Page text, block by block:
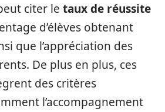
citer le taux de réussite
d’élèves obtenant
que l’appréciation des
De plus en plus, ces
des critères
l’accompagnement